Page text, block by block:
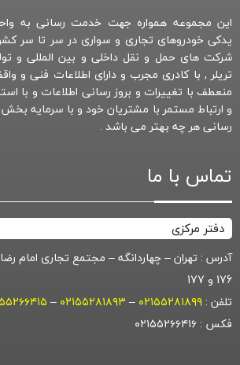
این مجموعه همواره جهت خدمت رسانی به
یدکی خودروهای تجاری و سواری در سر تا سر
شرکت های حمل و نقل داخلی و بین المللی و
تریلر , با کادری مجرب و دارای اطلاعات فنی و
منعطف با تغییرات و بروز رسانی اطلاعات و با
و ارتباط مستمر با مشتریان خود و با سرمایه
رسانی هر چه بهتر می باشد .
تماس با ما
دفتر مرکزی
آدرس : تهران – چهاردانگه – مجتمع تجاری امام
176 و 177
تلفن : ۰۲۱۵۵۲۸۱۸۹۹ – ۰۲۱۵۵۲۸۱۸۹۳ –
فکس : ۰۲۱۵۵۲۶۶۴۱۶